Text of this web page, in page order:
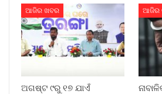
ଆଜିର ଖବର
ଅଗଷ୍ଟ ୯ରୁ ୧୭ ଯାଏଁ
ଆଜିର